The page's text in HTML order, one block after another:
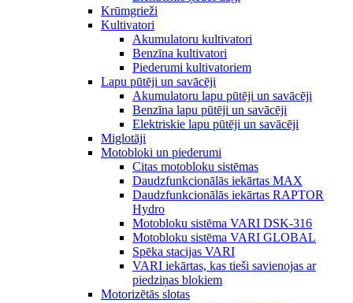
Krūmgrieži
Kultivatori
Akumulatoru kultivatori
Benzīna kultivatori
Piederumi kultivatoriem
Lapu pūtēji un savācēji
Akumulatoru lapu pūtēji un savācēji
Benzīna lapu pūtēji un savācēji
Elektriskie lapu pūtēji un savācēji
Miglotāji
Motobloki un piederumi
Citas motobloku sistēmas
Daudzfunkcionālās iekārtas MAX
Daudzfunkcionālās iekārtas RAPTOR
Hydro
Motobloku sistēma VARI DSK-316
Motobloku sistēma VARI GLOBAL
Spēka stacijas VARI
VARI iekārtas, kas tieši savienojas ar
piedziņas blokiem
Motorizētās slotas